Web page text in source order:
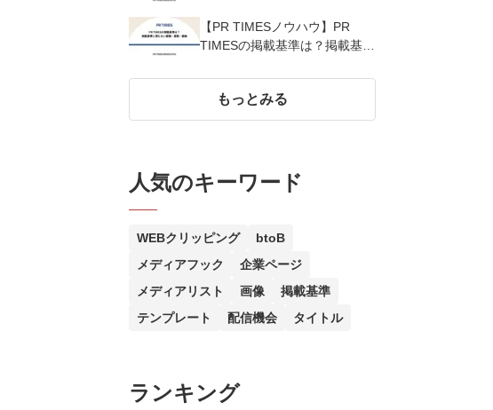
【PR TIMESノウハウ】PR
TIMESの掲載基準は？掲載基準
もっとみる
人気のキーワード
WEBクリッピング
btoB
メディアフック
企業ページ
メディアリスト
画像
掲載基準
テンプレート
配信機会 タイトル
ランキング